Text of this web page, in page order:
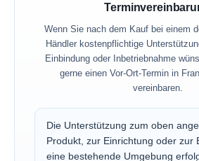
Wenn Sie nach dem Kauf bei einem
Händler kostenpflichtige
Einbindung oder Inbetriebnahme
gerne einen Vor-Ort-Termin in
vereinbaren.
Die Unterstützung zum oben
Produkt, zur Einrichtung oder zur
eine bestehende Umgebung